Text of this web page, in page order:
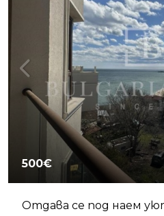
500€
Отдава се под наем